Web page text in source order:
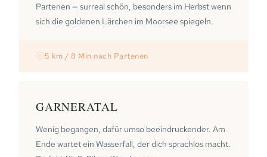
Partenen — surreal schön, besonders im Herbst wenn
sich die goldenen Lärchen im Moorsee spiegeln.
☉5 km / 8 Min nach Partenen
GARNERATAL
Wenig begangen, dafür umso beeindruckender. Am
Ende wartet ein Wasserfall, der dich sprachlos macht.